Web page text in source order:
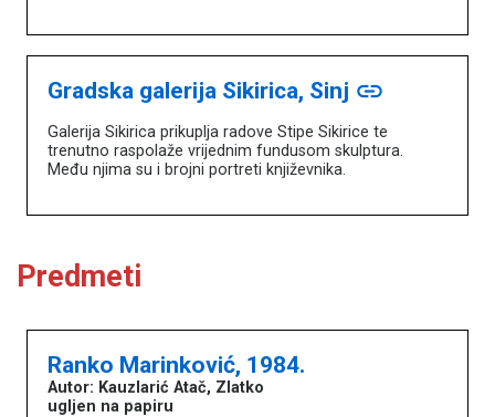
Gradska galerija Sikirica, Sinj link
Galerija Sikirica prikuplja radove Stipe Sikirice te
trenutno raspolaže vrijednim fundusom skulptura.
Među njima su i brojni portreti književnika.
Predmeti
Ranko Marinković, 1984.
Autor: Kauzlarić Atač, Zlatko
ugljen na papiru